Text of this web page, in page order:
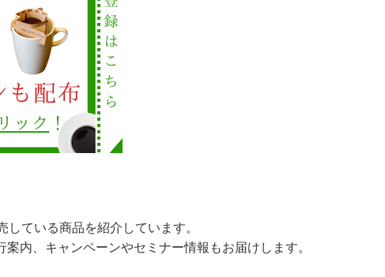
ている商品を紹介しています。
内、キャンペーンやセミナー情報もお届けします。